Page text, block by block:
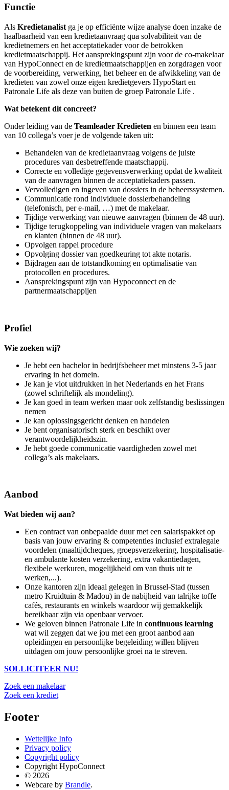
Functie
Als Kredietanalist ga je op efficiënte wijze analyse doen inzake de
haalbaarheid van een kredietaanvraag qua solvabiliteit van de
kredietnemers en het acceptatiekader voor de betrokken
kredietmaatschappij. Het aansprekingspunt zijn voor de co-makelaar
van HypoConnect en de kredietmaatschappijen en zorgdragen voor
de voorbereiding, verwerking, het beheer en de afwikkeling van de
kredieten van zowel onze eigen kredietgevers HypoStart en
Patronale Life als deze van buiten de groep Patronale Life .
Wat betekent dit concreet?
Onder leiding van de Teamleader Kredieten en binnen een team
van 10 collega’s voer je de volgende taken uit:
Behandelen van de kredietaanvraag volgens de juiste
procedures van desbetreffende maatschappij.
Correcte en volledige gegevensverwerking opdat de kwaliteit
van de aanvragen binnen de acceptatiekaders passen.
Vervolledigen en ingeven van dossiers in de beheerssystemen.
Communicatie rond individuele dossierbehandeling
(telefonisch, per e-mail, …) met de makelaar.
Tijdige verwerking van nieuwe aanvragen (binnen de 48 uur).
Tijdige terugkoppeling van individuele vragen van makelaars
en klanten (binnen de 48 uur).
Opvolgen rappel procedure
Opvolging dossier van goedkeuring tot akte notaris.
Bijdragen aan de totstandkoming en optimalisatie van
protocollen en procedures.
Aansprekingspunt zijn van Hypoconnect en de
partnermaatschappijen
Profiel
Wie zoeken wij?
Je hebt een bachelor in bedrijfsbeheer met minstens 3-5 jaar
ervaring in het domein.
Je kan je vlot uitdrukken in het Nederlands en het Frans
(zowel schriftelijk als mondeling).
Je kan goed in team werken maar ook zelfstandig beslissingen
nemen
Je kan oplossingsgericht denken en handelen
Je bent organisatorisch sterk en beschikt over
verantwoordelijkheidszin.
Je hebt goede communicatie vaardigheden zowel met
collega’s als makelaars.
Aanbod
Wat bieden wij aan?
Een contract van onbepaalde duur met een salarispakket op
basis van jouw ervaring & competenties inclusief extralegale
voordelen (maaltijdcheques, groepsverzekering, hospitalisatie-
en ambulante kosten verzekering, extra vakantiedagen,
flexibele werkuren, mogelijkheid om van thuis uit te
werken,...).
Onze kantoren zijn ideaal gelegen in Brussel-Stad (tussen
metro Kruidtuin & Madou) in de nabijheid van talrijke toffe
cafés, restaurants en winkels waardoor wij gemakkelijk
bereikbaar zijn via openbaar vervoer.
We geloven binnen Patronale Life in continuous learning
wat wil zeggen dat we jou met een groot aanbod aan
opleidingen en persoonlijke begeleiding willen blijven
uitdagen om jouw persoonlijke groei na te streven.
SOLLICITEER NU!
Zoek een makelaar
Zoek een krediet
Footer
Wettelijke Info
Privacy policy
Copyright policy
Copyright HypoConnect
© 2026
Webcare by Brandle.